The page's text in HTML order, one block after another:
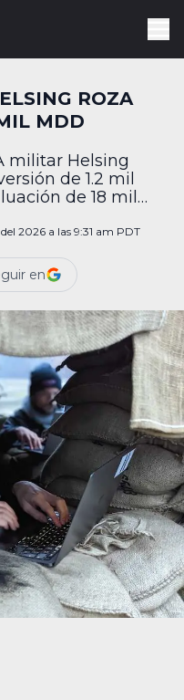
ROZA
MDD
militar Helsing
de 1.2 mil
de 18 mil
2026 a las 9:31 am PDT
en